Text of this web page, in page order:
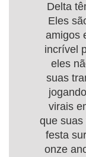
Delta
Eles
amigos
incrível
eles
suas
virais
que
festa
onze